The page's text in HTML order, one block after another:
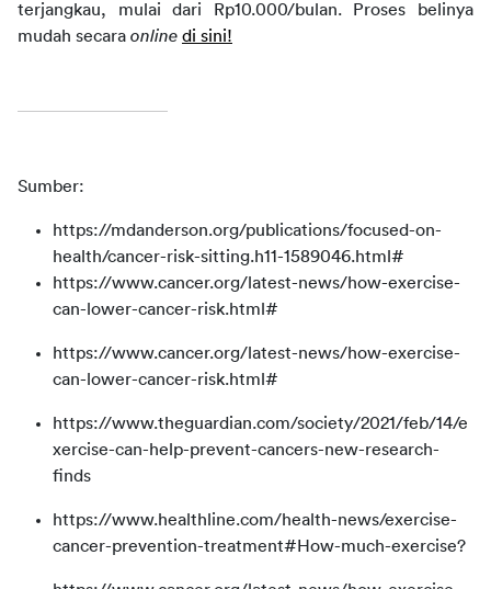
terjangkau, mulai dari Rp10.000/bulan. Proses belinya
mudah secara online di sini!
Sumber:
https://mdanderson.org/publications/focused-on-
health/cancer-risk-sitting.h11-1589046.html#
https://www.cancer.org/latest-news/how-exercise-
can-lower-cancer-risk.html#
https://www.cancer.org/latest-news/how-exercise-
can-lower-cancer-risk.html#
https://www.theguardian.com/society/2021/feb/14/e
xercise-can-help-prevent-cancers-new-research-
finds
https://www.healthline.com/health-news/exercise-
cancer-prevention-treatment#How-much-exercise?